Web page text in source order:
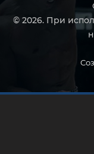
© 2026. При